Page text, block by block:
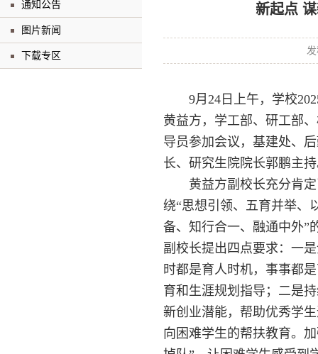
通知公告
图片新闻
下载专区
新起点
9月24日上午，学校
黄益方，学工部、研工部
导员参加会议，基建处、
长、研究生院院长郭鹏主
黄益方副校长充分肯
绕“思想引领、五育并举、
备、知行合一、融通中外”
副校长提出四点要求：一
时都是育人时机，事事都
育和生涯规划指导；二是
新创业潜能，帮助优秀学
向困难学生的帮扶教育。